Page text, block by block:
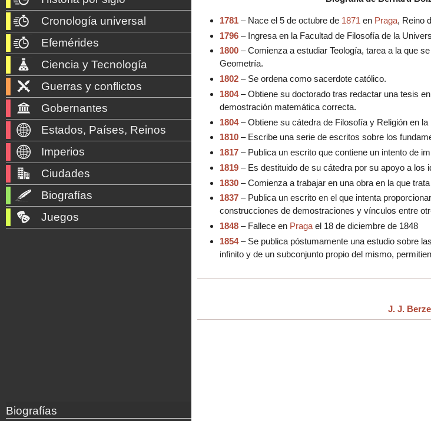
1781 – Nace el 5 de octubre de 1871 en Praga, Reino
1796 – Ingresa en la Facultad de Filosofía de la
1800 – Comienza a estudiar Teología, tarea a la que
Geometría.
1802 – Se ordena como sacerdote católico.
1804 – Obtiene su doctorado tras redactar una tesis
demostración matemática correcta.
1804 – Obtiene su cátedra de Filosofía y Religión en
1810 – Escribe una serie de escritos sobre los
1817 – Publica un escrito que contiene un intento de
1819 – Es destituido de su cátedra por su apoyo a los
1830 – Comienza a trabajar en una obra en la que
1837 – Publica un escrito en el que intenta
construcciones de demostraciones y vínculos entre
1848 – Fallece en Pragael 18 de diciembre de 1848
1854 – Se publica póstumamente una estudio sobre
infinito y de un subconjunto propio del mismo,
J. J.
Cronología universal
Efemérides
Ciencia y Tecnología
Guerras y conflictos
Gobernantes
Estados, Países, Reinos
Imperios
Ciudades
Biografías
Juegos
Biografías